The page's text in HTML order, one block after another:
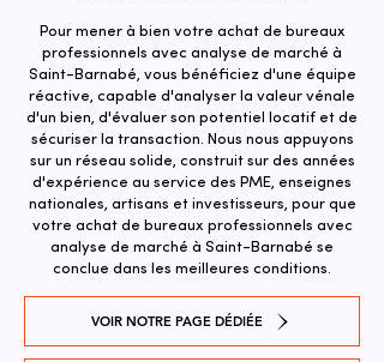
Pour mener à bien votre achat de bureaux
professionnels avec analyse de marché à
Saint-Barnabé, vous bénéficiez d'une équipe
réactive, capable d'analyser la valeur vénale
d'un bien, d'évaluer son potentiel locatif et de
sécuriser la transaction. ​Nous nous appuyons
sur un réseau solide, construit sur des années
d'expérience au service des PME, enseignes
nationales, artisans et investisseurs, pour que
votre achat de bureaux professionnels avec
analyse de marché à Saint-Barnabé se
conclue dans les meilleures conditions.
VOIR NOTRE PAGE DÉDIÉE